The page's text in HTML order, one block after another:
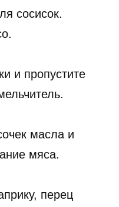
сосисок.
и пропустите
масла и
мяса.
перец